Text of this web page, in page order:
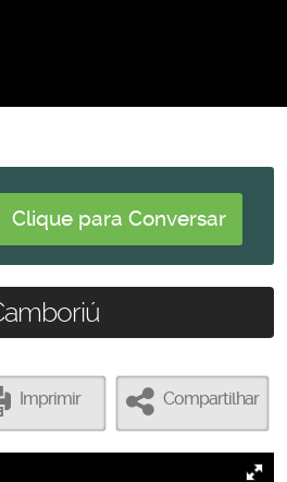
Clique para Conversar
Imprimir Compartilhar